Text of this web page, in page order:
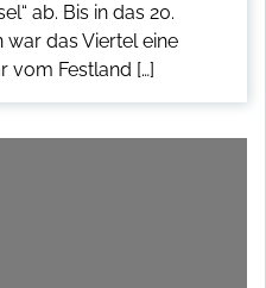
ab. Bis in das 20.
war das Viertel eine
vom Festland […]